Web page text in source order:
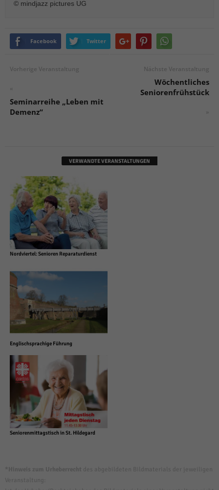
© mindjazz pictures UG
Facebook Twitter
Vorherige Veranstaltung
«
Seminarreihe „Leben mit
Demenz“
Nächste Veranstaltung
Wöchentliches
Seniorenfrühstück
»
VERWANDTE VERANSTALTUNGEN
Nordviertel: Senioren Reparaturdienst
Englischsprachige Führung
Seniorenmittagstisch in St. Hildegard